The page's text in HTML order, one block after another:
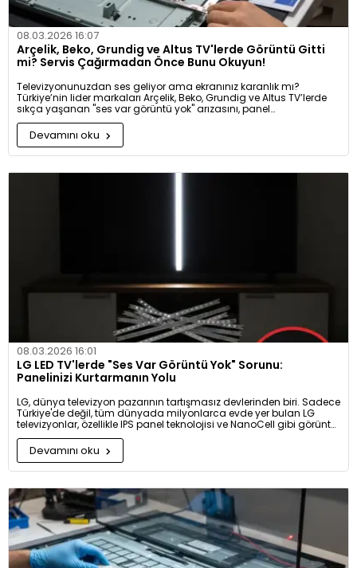
08.03.2026 16:07
Arçelik, Beko, Grundig ve Altus TV'lerde Görüntü Gitti
mi? Servis Çağırmadan Önce Bunu Okuyun!
Televizyonunuzdan ses geliyor ama ekranınız karanlık mı?
Türkiye’nin lider markaları Arçelik, Beko, Grundig ve Altus TV’lerde
sıkça yaşanan "ses var görüntü yok" arızasını, panel
değiştirmeden LED bar değişimiyle nasıl çözebileceğinizi biliyor
musunuz? Ekonomik ve kalıcı tamir yöntemleri bu rehberde!
Devamını oku
08.03.2026 16:01
LG LED TV'lerde "Ses Var Görüntü Yok" Sorunu:
Panelinizi Kurtarmanın Yolu
LG, dünya televizyon pazarının tartışmasız devlerinden biri. Sadece
Türkiye'de değil, tüm dünyada milyonlarca evde yer bulan LG
televizyonlar, özellikle IPS panel teknolojisi ve NanoCell gibi görüntü
iyileştirme sistemleriyle izleyiciye sinema kalitesinde bir deneyim
sunuyor. Ancak, her teknolojik harikada olduğu gibi, LG
televizyonların da "yumuşak karnı" olan bir nokta var: Backlight
(Arka Aydınlatma) Ünitesi.
Devamını oku